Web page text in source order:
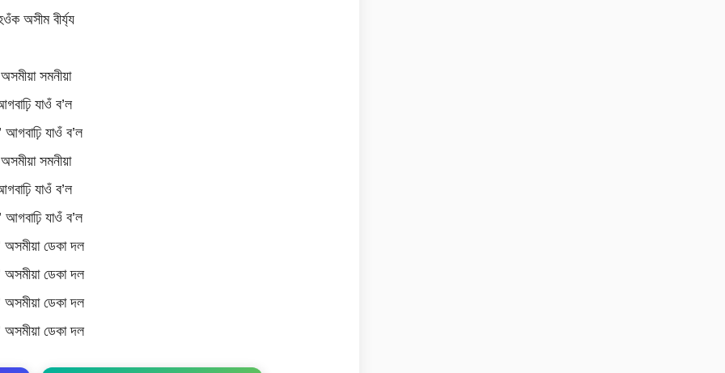
অসীম বীৰ্য্য
অসমীয়া সমনীয়া
যাওঁ ব’ল
আগবাঢ়ি যাওঁ ব’ল
অসমীয়া সমনীয়া
যাওঁ ব’ল
আগবাঢ়ি যাওঁ ব’ল
অসমীয়া ডেকা দল
অসমীয়া ডেকা দল
অসমীয়া ডেকা দল
অসমীয়া ডেকা দল